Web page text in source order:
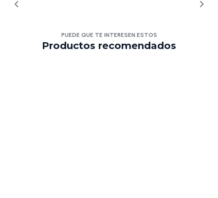
PUEDE QUE TE INTERESEN ESTOS
Productos recomendados